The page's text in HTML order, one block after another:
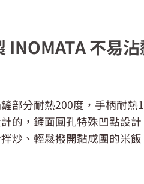
INOMATA 不易
部分耐熱200度，手柄耐熱
的，鏟面圓孔特殊凹點設
炒、輕鬆撥開黏成團的米